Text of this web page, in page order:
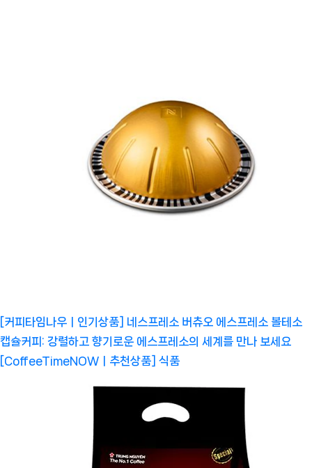
[커피타임나우ㅣ인기상품] 네스프레소 버츄오 에스프레소 볼테소
캡슐커피: 강렬하고 향기로운 에스프레소의 세계를 만나 보세요
[CoffeeTimeNOWㅣ추천상품] 식품